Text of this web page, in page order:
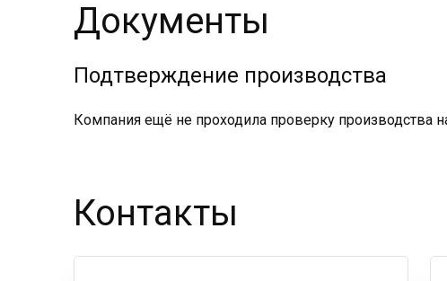
Документы
Подтверждение производства
Компания ещё не проходила проверку производства
Контакты